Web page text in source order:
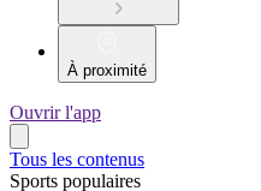
À proximité
Ouvrir l'app
Tous les contenus
Sports populaires